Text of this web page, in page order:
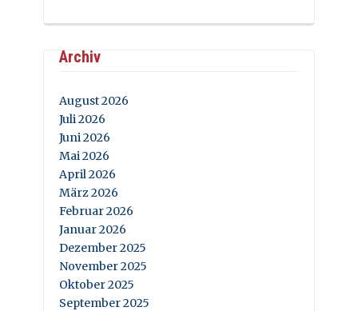
Archiv
August 2026
Juli 2026
Juni 2026
Mai 2026
April 2026
März 2026
Februar 2026
Januar 2026
Dezember 2025
November 2025
Oktober 2025
September 2025